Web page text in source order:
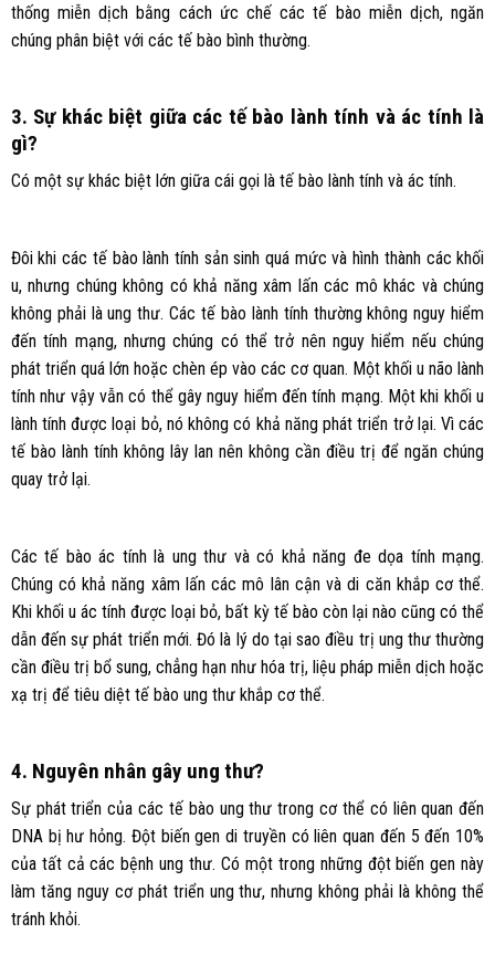
thống miễn dịch bằng cách ức chế các tế bào miễn dịch, ngăn
chúng phân biệt với các tế bào bình thường.
3. Sự khác biệt giữa các tế bào lành tính và ác tính là
gì?
Có một sự khác biệt lớn giữa cái gọi là tế bào lành tính và ác tính.
Đôi khi các tế bào lành tính sản sinh quá mức và hình thành các khối
u, nhưng chúng không có khả năng xâm lấn các mô khác và chúng
không phải là ung thư. Các tế bào lành tính thường không nguy hiểm
đến tính mạng, nhưng chúng có thể trở nên nguy hiểm nếu chúng
phát triển quá lớn hoặc chèn ép vào các cơ quan. Một khối u não lành
tính như vậy vẫn có thể gây nguy hiểm đến tính mạng. Một khi khối u
lành tính được loại bỏ, nó không có khả năng phát triển trở lại. Vì các
tế bào lành tính không lây lan nên không cần điều trị để ngăn chúng
quay trở lại.
Các tế bào ác tính là ung thư và có khả năng đe dọa tính mạng.
Chúng có khả năng xâm lấn các mô lân cận và di căn khắp cơ thể.
Khi khối u ác tính được loại bỏ, bất kỳ tế bào còn lại nào cũng có thể
dẫn đến sự phát triển mới. Đó là lý do tại sao điều trị ung thư thường
cần điều trị bổ sung, chẳng hạn như hóa trị, liệu pháp miễn dịch hoặc
xạ trị để tiêu diệt tế bào ung thư khắp cơ thể.
4. Nguyên nhân gây ung thư?
Sự phát triển của các tế bào ung thư trong cơ thể có liên quan đến
DNA bị hư hỏng. Đột biến gen di truyền có liên quan đến 5 đến 10%
của tất cả các bệnh ung thư. Có một trong những đột biến gen này
làm tăng nguy cơ phát triển ung thư, nhưng không phải là không thể
tránh khỏi.